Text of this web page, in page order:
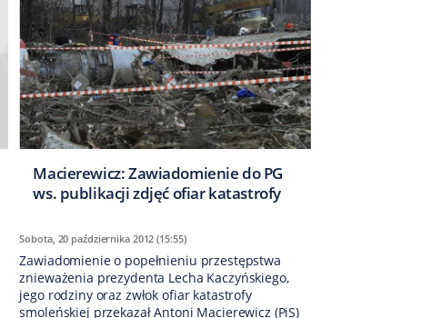
Macierewicz: Zawiadomienie do PG
ws. publikacji zdjęć ofiar katastrofy
Sobota, 20 października 2012 (15:55)
Zawiadomienie o popełnieniu przestępstwa
znieważenia prezydenta Lecha Kaczyńskiego,
jego rodziny oraz zwłok ofiar katastrofy
smoleńskiej przekazał Antoni Macierewicz (PiS)